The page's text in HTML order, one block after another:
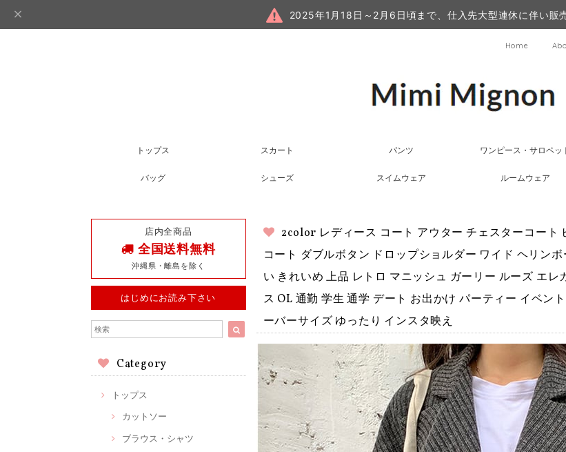
2025年1月18日～2月6日頃まで、仕入先大型連休に伴い販
Home
トップス スカート パンツ ワンピース・サロペッ
バッグ シューズ スイムウェア ルームウェア
店内全商品
全国送料無料
沖縄県・離島を除く
はじめにお読み下さい
Category
トップス
カットソー
ブラウス・シャツ
2color レディース コート アウター チェスターコート
コート ダブルボタン ドロップショルダー ワイド ヘリン
い きれいめ 上品 レトロ マニッシュ ガーリー ルーズ エ
ス OL 通勤 学生 通学 デート お出かけ パーティー イベン
ーバーサイズ ゆったり インスタ映え